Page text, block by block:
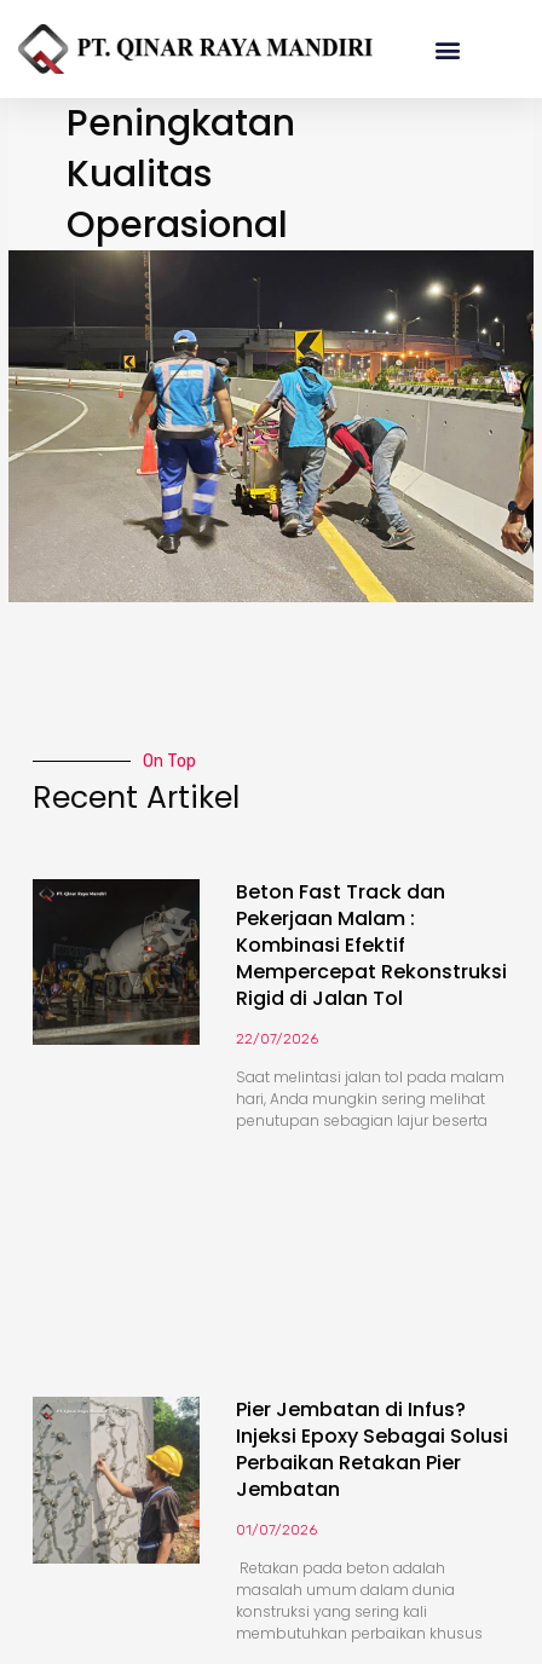
Peningkatan
Kualitas
Operasional
On Top
Recent Artikel
Beton Fast Track dan
Pekerjaan Malam :
Kombinasi Efektif
Mempercepat Rekonstruksi
Rigid di Jalan Tol
22/07/2026
Saat melintasi jalan tol pada malam
hari, Anda mungkin sering melihat
penutupan sebagian lajur beserta
Pier Jembatan di Infus?
Injeksi Epoxy Sebagai Solusi
Perbaikan Retakan Pier
Jembatan
01/07/2026
Retakan pada beton adalah
masalah umum dalam dunia
konstruksi yang sering kali
membutuhkan perbaikan khusus